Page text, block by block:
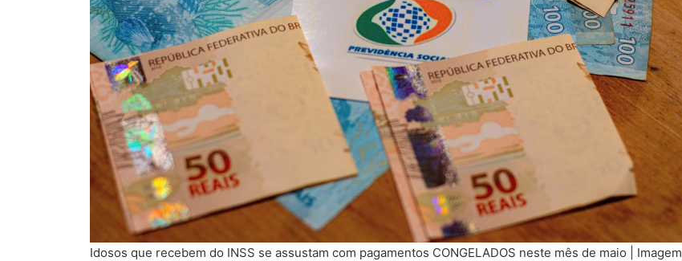
Idosos que recebem do INSS se assustam com pagamentos CONGELADOS neste mês de maio | Imagem